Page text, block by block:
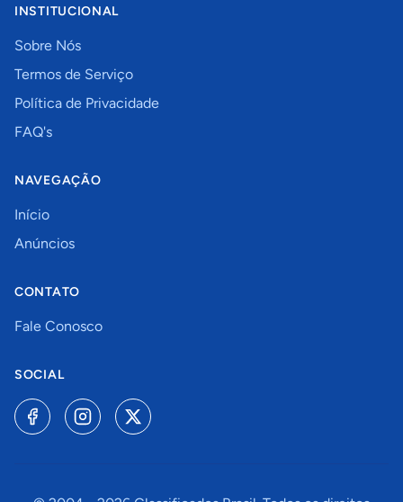
INSTITUCIONAL
Sobre Nós
Termos de Serviço
Política de Privacidade
FAQ's
NAVEGAÇÃO
Início
Anúncios
CONTATO
Fale Conosco
SOCIAL